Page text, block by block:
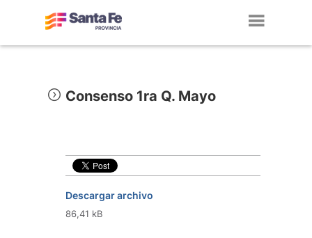
Consenso 1ra Q. Mayo
Descargar archivo
86,41 kB